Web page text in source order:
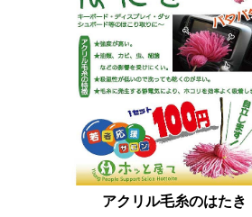
アクリル毛糸のはたき